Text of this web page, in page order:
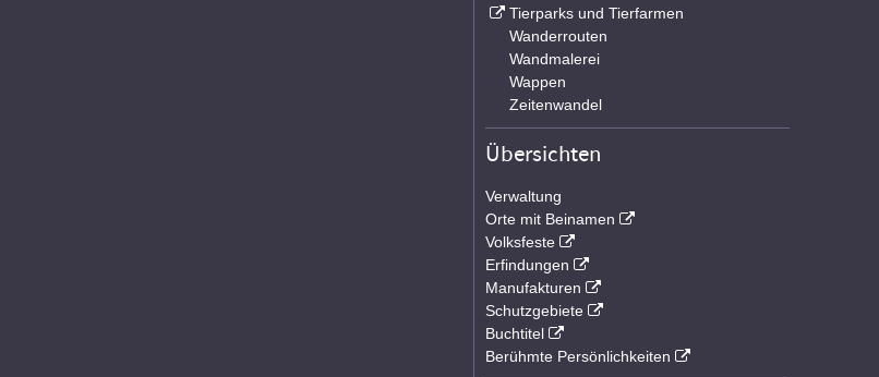
Tierparks und Tierfarmen
Wanderrouten
Wandmalerei
Wappen
Zeitenwandel
Übersichten
Verwaltung
Orte mit Beinamen
Volksfeste
Erfindungen
Manufakturen
Schutzgebiete
Buchtitel
Berühmte Persönlichkeiten